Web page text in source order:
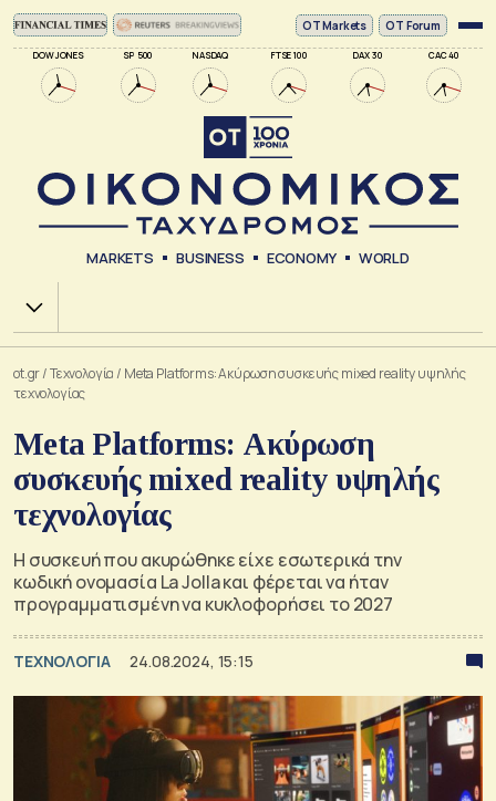
DOW JONES SP 500 NASDAQ FTSE 100 DAX 30 CAC 40
ΟΤ Markets OT Forum
MARKETS BUSINESS ECONOMY WORLD
Χ.Α.
ot.gr/Τεχνολογία / Meta Platforms: Ακύρωση συσκευής mixed reality υψηλής
τεχνολογίας
Meta Platforms: Ακύρωση
συσκευής mixed reality υψηλής
τεχνολογίας
Η συσκευή που ακυρώθηκε είχε εσωτερικά την
κωδική ονομασία La Jolla και φέρεται να ήταν
προγραμματισμένη να κυκλοφορήσει το 2027
ΤΕΧΝΟΛΟΓΙΑ 24.08.2024, 15:15